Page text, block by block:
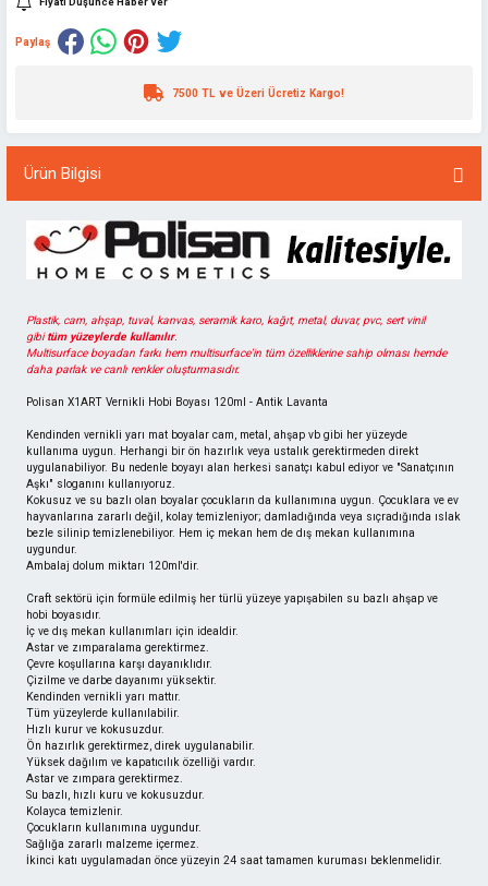
Paylaş
7500 TL ve Üzeri Ücretiz Kargo!
Ürün Bilgisi
Plastik, cam, ahşap, tuval, kanvas, seramik karo, kağıt, metal, duvar, pvc, sert vinil
gibitüm yüzeylerde kullanılır.
Multisurface boyadan farkı hem multisurface'in tüm özelliklerine sahip olması hemde
daha parlak ve canlı renkler oluşturmasıdır.
Polisan X1ART Vernikli Hobi Boyası 120ml - Antik Lavanta
Kendinden vernikli yarı mat boyalar cam, metal, ahşap vb gibi her yüzeyde
kullanıma uygun. Herhangi bir ön hazırlık veya ustalık gerektirmeden direkt
uygulanabiliyor. Bu nedenle boyayı alan herkesi sanatçı kabul ediyor ve "Sanatçının
Aşkı" sloganını kullanıyoruz.
Kokusuz ve su bazlı olan boyalar çocukların da kullanımına uygun. Çocuklara ve ev
hayvanlarına zararlı değil, kolay temizleniyor; damladığında veya sıçradığında ıslak
bezle silinip temizlenebiliyor. Hem iç mekan hem de dış mekan kullanımına
uygundur.
Ambalaj dolum miktarı 120ml'dir.
Craft sektörü için formüle edilmiş her türlü yüzeye yapışabilen su bazlı ahşap ve
hobi boyasıdır.
İç ve dış mekan kullanımları için idealdir.
Astar ve zımparalama gerektirmez.
Çevre koşullarına karşı dayanıklıdır.
Çizilme ve darbe dayanımı yüksektir.
Kendinden vernikli yarı mattır.
Tüm yüzeylerde kullanılabilir.
Hızlı kurur ve kokusuzdur.
Ön hazırlık gerektirmez, direk uygulanabilir.
Yüksek dağılım ve kapatıcılık özelliği vardır.
Astar ve zımpara gerektirmez.
Su bazlı, hızlı kuru ve kokusuzdur.
Kolayca temizlenir.
Çocukların kullanımına uygundur.
Sağlığa zararlı malzeme içermez.
İkinci katı uygulamadan önce yüzeyin 24 saat tamamen kuruması beklenmelidir.